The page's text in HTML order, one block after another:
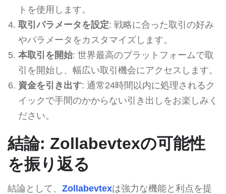
トを使用します。
取引パラメータを設定: 戦略に合った取引の好み
やパラメータをカスタマイズします。
本取引を開始: 世界最高のプラットフォームで取
引を開始し、幅広い取引機会にアクセスします。
資金を引き出す: 通常24時間以内に処理されるク
イックで手間のかからない引き出しをお楽しみく
ださい。
結論: Zollabevtexの可能性
を振り返る
結論として、 Zollabevtexは強力な機能と利点を提